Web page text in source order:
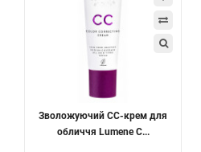
Зволожуючий СС-крем для
обличчя Lumene C...